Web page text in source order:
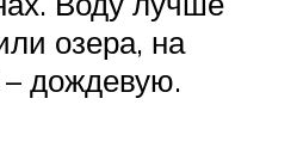
озера, на
дождевую.